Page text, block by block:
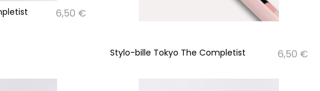
6,50 €
Stylo-bille Tokyo The Completist 6,50 €